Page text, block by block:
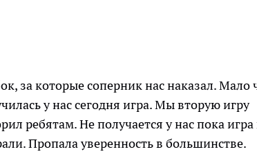
за которые соперник нас наказал. Мало
у нас сегодня игра. Мы вторую игру
ребятам. Не получается у нас пока игра
Пропала уверенность в большинстве.